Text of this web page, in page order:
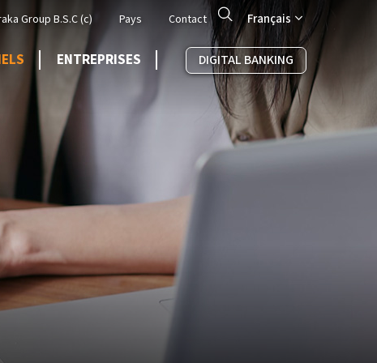
Group B.S.C (c) Pays Contact Français
Search
ENTREPRISES DIGITAL BANKING